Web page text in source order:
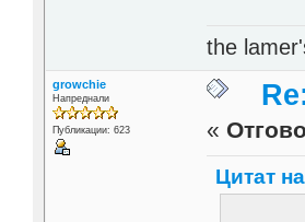
the
growchie
Напреднали
Публикации: 623 «
Цитат